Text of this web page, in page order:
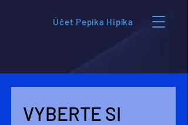
Účet Pepíka Hipíka
VYBERTE SI